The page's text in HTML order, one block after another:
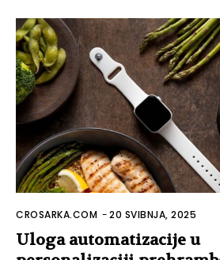
CROSARKA.COM -20 SVIBNJA, 2025
Uloga automatizacije u